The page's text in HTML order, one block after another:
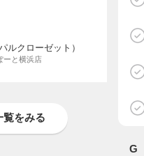
G
ルクローゼット）
ーと横浜店
覧をみる